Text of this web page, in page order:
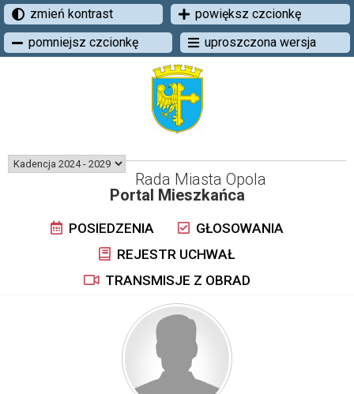
zmień kontrast
powiększ czcionkę
pomniejsz czcionkę
uproszczona wersja
Rada Miasta Opola
Portal Mieszkańca
POSIEDZENIA
GŁOSOWANIA
REJESTR UCHWAŁ
TRANSMISJE Z OBRAD